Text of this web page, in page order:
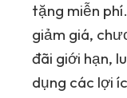
tặng miễn
giảm giá,
đãi giới hạn,
dụng các lợi